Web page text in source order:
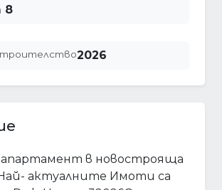
8
2026
в новострояща
Най- актуалните Имоти са